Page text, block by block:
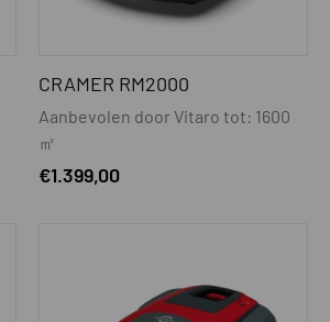
CRAMER RM2000
Aanbevolen door Vitaro tot: 1600
㎡
€1.399,00